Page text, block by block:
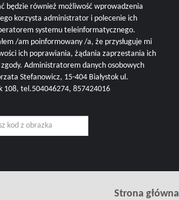
będzie również możliwość wprowadzenia
korzysta administrator i polecenie ich
systemu teleinformatycznego.
/am poinformowany /a, że przysługuje mi
ich poprawiania, żądania zaprzestania ich
Administratorem danych osobowych
Stefanowicz, 15-404 Białystok ul.
108, tel.504046274, 857424016
Strona główna